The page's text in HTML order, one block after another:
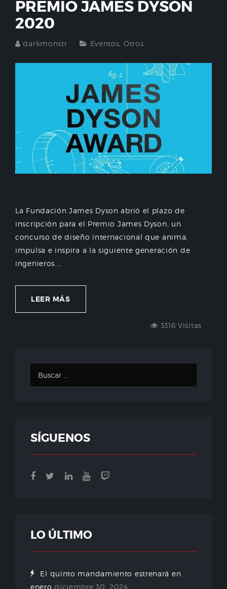
PREMIO JAMES DYSON
2020
darkmonstr Eventos Otros
La Fundación James Dyson abrió el plazo de
inscripción para el Premio James Dyson, un
concurso de diseño internacional que anima,
impulsa e inspira a la siguiente generación de
ingenieros....
LEER MÁS
3316 Visitas
SÍGUENOS
LO ÚLTIMO
El quinto mandamiento estrenará en
enero diciembre 30, 2024